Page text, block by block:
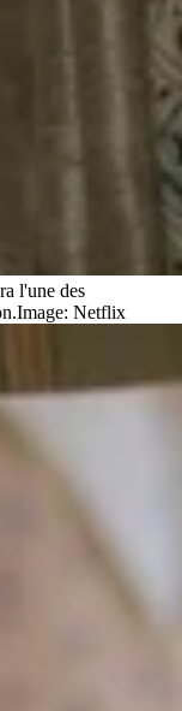
l'une des
Image: Netflix